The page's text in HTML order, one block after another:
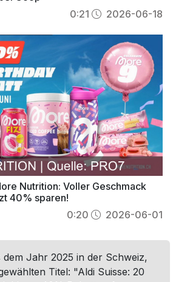
0:21 2026-06-18
Nutrition: Voller Geschmack
40% sparen!
0:20 2026-06-01
dem Jahr 2025 in der Schweiz,
Titel: "Aldi Suisse: 20